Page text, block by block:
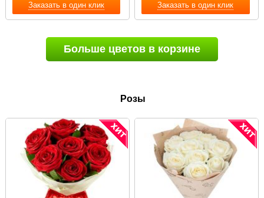
Заказать в один клик Заказать в один клик
Больше цветов в корзине
Розы